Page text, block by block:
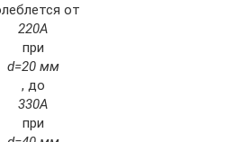
от
220А
при
d=20 мм
, до
330А
при